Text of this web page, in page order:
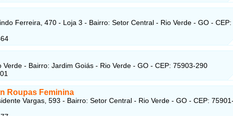
Ferreira, 470 - Loja 3 - Bairro: Setor Central - Rio Verde - GO - CEP:
Verde - Bairro: Jardim Goiás - Rio Verde - GO - CEP: 75903-290
Roupas Feminina
Vargas, 593 - Bairro: Setor Central - Rio Verde - GO - CEP: 75901-